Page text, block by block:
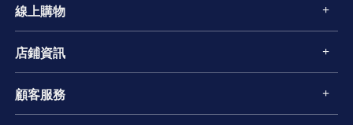
線上購物
店鋪資訊
顧客服務